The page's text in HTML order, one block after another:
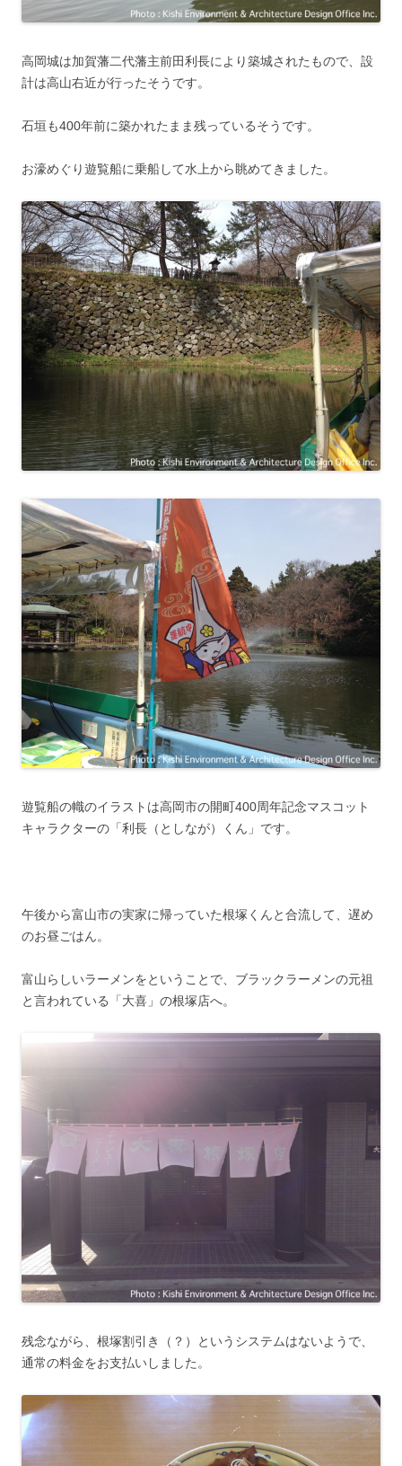
高岡城は加賀藩二代藩主前田利長により築城されたもので、設
計は高山右近が行ったそうです。
石垣も400年前に築かれたまま残っているそうです。
お濠めぐり遊覧船に乗船して水上から眺めてきました。
遊覧船の幟のイラストは高岡市の開町400周年記念マスコット
キャラクターの「利長（としなが）くん」です。
午後から富山市の実家に帰っていた根塚くんと合流して、遅め
のお昼ごはん。
富山らしいラーメンをということで、ブラックラーメンの元祖
と言われている「大喜」の根塚店へ。
残念ながら、根塚割引き（？）というシステムはないようで、
通常の料金をお支払いしました。